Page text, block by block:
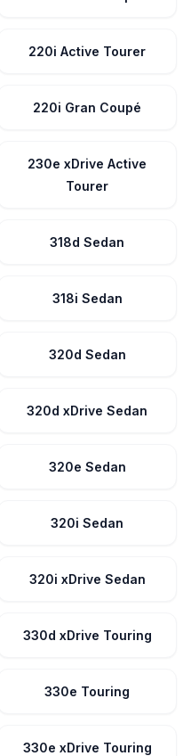
220i Active Tourer
220i Gran Coupé
230e xDrive Active
Tourer
318d Sedan
318i Sedan
320d Sedan
320d xDrive Sedan
320e Sedan
320i Sedan
320i xDrive Sedan
330d xDrive Touring
330e Touring
330e xDrive Touring